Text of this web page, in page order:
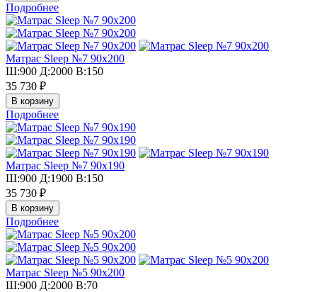
Подробнее
Матрас Sleep №7 90х200
Ш:900 Д:2000 В:150
35 730 ₽
Подробнее
Матрас Sleep №7 90х190
Ш:900 Д:1900 В:150
35 730 ₽
Подробнее
Матрас Sleep №5 90х200
Ш:900 Д:2000 В:70